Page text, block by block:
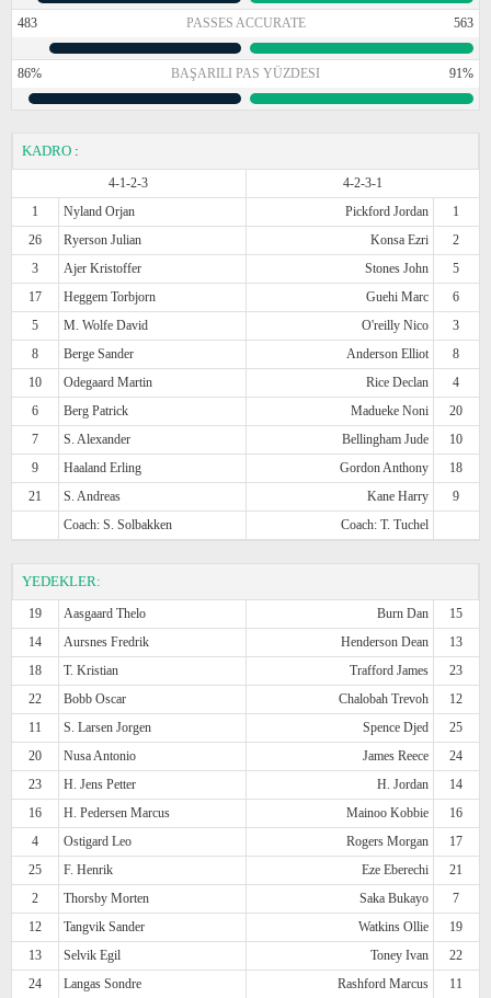
483 PASSES ACCURATE 563
86% BAŞARILI PAS YÜZDESI 91%
KADRO :
4-1-2-3
4-2-3-1
1
Nyland Orjan Pickford Jordan
1
26
Ryerson Julian Konsa Ezri
2
3
Ajer Kristoffer Stones John
5
17
Heggem Torbjorn Guehi Marc
6
5
M. Wolfe David O'reilly Nico
3
8
Berge Sander Anderson Elliot
8
10
Odegaard Martin Rice Declan
4
6
Berg Patrick Madueke Noni
20
7
S. Alexander Bellingham Jude
10
9
Haaland Erling Gordon Anthony
18
21
S. Andreas Kane Harry
9
Coach: S. Solbakken
Coach: T. Tuchel
YEDEKLER:
19 Aasgaard Thelo Burn Dan
15
14
Aursnes Fredrik Henderson Dean
13
18
T. Kristian Trafford James
23
22
Bobb Oscar Chalobah Trevoh
12
11
S. Larsen Jorgen Spence Djed
25
20
Nusa Antonio James Reece
24
23
H. Jens Petter H. Jordan
14
16
H. Pedersen Marcus Mainoo Kobbie
16
4
Ostigard Leo Rogers Morgan
17
25
F. Henrik Eze Eberechi
21
2
Thorsby Morten Saka Bukayo
7
12
Tangvik Sander Watkins Ollie
19
13
Selvik Egil Toney Ivan
22
24
Langas Sondre Rashford Marcus 11